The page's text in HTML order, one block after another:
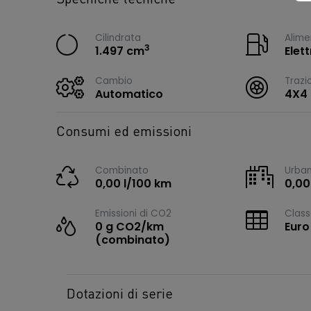
Cilindrata
1.497 cm3
Cambio
Automatico 4X4
Consumi ed emissioni
Combinato
0,00 l/100 km
Emissioni di CO2
0 g CO2/km
(combinato)
Dotazioni di serie